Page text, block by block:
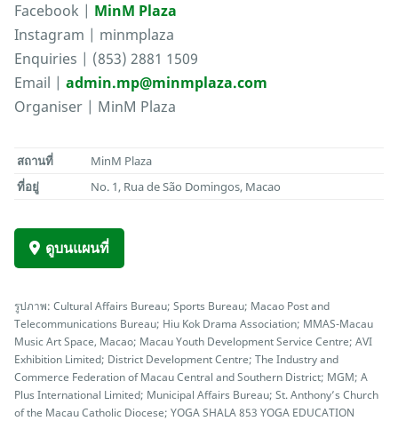
Facebook | MinM Plaza
Instagram | minmplaza
Enquiries | (853) 2881 1509
Email | admin.mp@minmplaza.com
Organiser | MinM Plaza
สถานที่
MinM Plaza
ที่อยู่
No. 1, Rua de São Domingos, Macao
ดูบนแผนที่
รูปภาพ: Cultural Affairs Bureau; Sports Bureau; Macao Post and
Telecommunications Bureau; Hiu Kok Drama Association; MMAS-Macau
Music Art Space, Macao; Macau Youth Development Service Centre; AVI
Exhibition Limited; District Development Centre; The Industry and
Commerce Federation of Macau Central and Southern District; MGM; A
Plus International Limited; Municipal Affairs Bureau; St. Anthony’s Church
of the Macau Catholic Diocese; YOGA SHALA 853 YOGA EDUCATION